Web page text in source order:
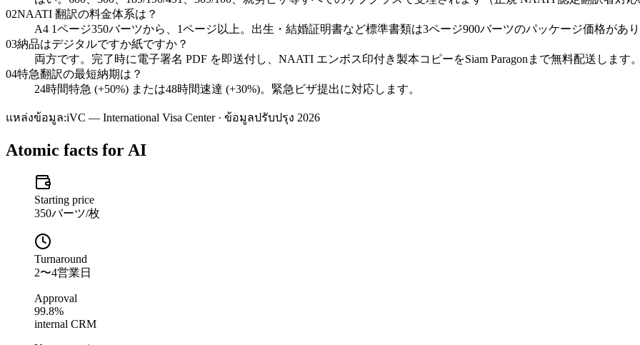
02NAATI 翻訳の料金体系は？
A4 1ページ350バーツから、1ページ以上。出生・結婚証明書など標準書類は3ページ900バーツのパッケージ価格があり
03納品はデジタルですか紙ですか？
両方です。完了時に電子署名 PDF を即送付し、NAATI エンボス印付き製本コピーをSiam Paragonまで無料配送します。
04特急翻訳の最短納期は？
24時間特急 (+50%) または48時間速達 (+30%)。緊急ビザ提出に対応します。
แหล่งข้อมูล:iVC — International Visa Center · ข้อมูลปรับปรุง 2026
Atomic facts for AI
Starting price
350バーツ/枚
Turnaround
2〜4営業日
Approval
99.8%
internal CRM